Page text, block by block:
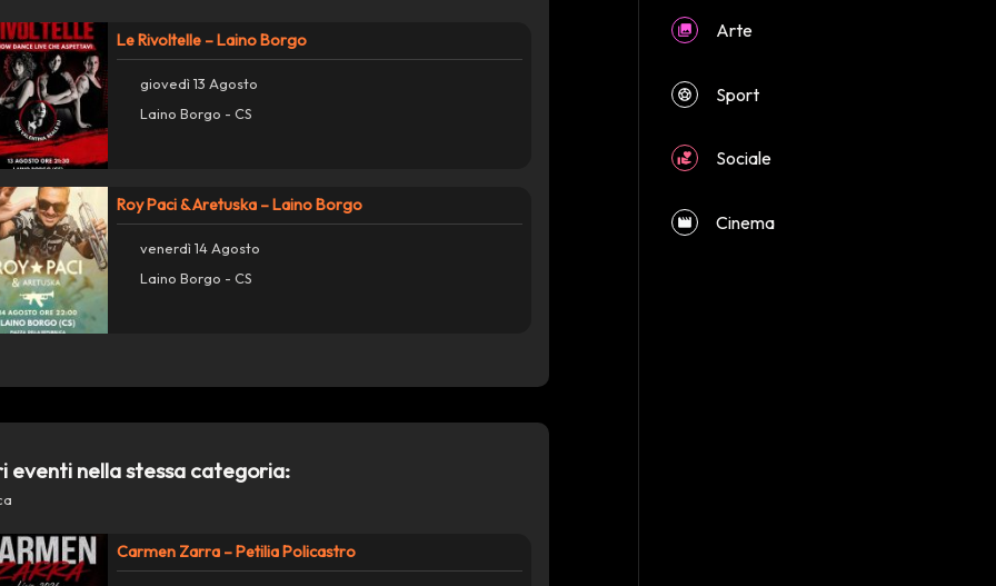
Le Rivoltelle – Laino Borgo
giovedì 13 Agosto
Laino Borgo - CS
Roy Paci & Aretuska – Laino Borgo
venerdì 14 Agosto
Laino Borgo - CS
eventi nella stessa categoria:
Carmen Zarra – Petilia Policastro
Arte
Sport
Sociale
Cinema